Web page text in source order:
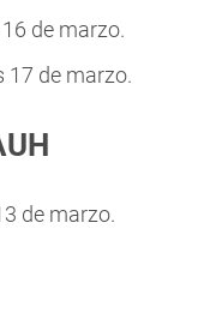
de marzo.
17 de marzo.
de marzo.